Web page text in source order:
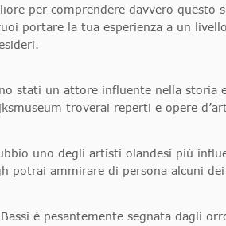
per comprendere davvero questo
portare la tua esperienza a un
stati un attore influente nella
troverai reperti e opere
uno degli artisti olandesi più
potrai ammirare di persona alcuni
è pesantemente segnata dagli